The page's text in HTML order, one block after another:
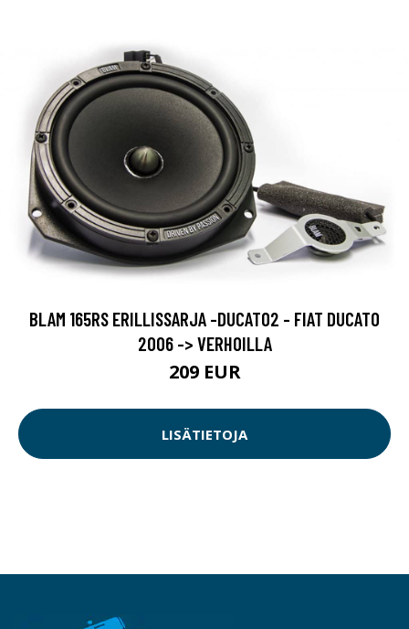
BLAM 165RS ERILLISSARJA -DUCATO2 - FIAT DUCATO
2006 -> VERHOILLA
209 EUR
LISÄTIETOJA